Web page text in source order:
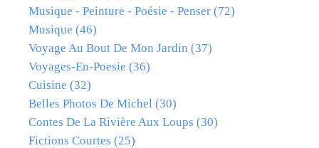
Musique - Peinture - Poésie - Penser (72)
Musique (46)
Voyage Au Bout De Mon Jardin (37)
Voyages-En-Poesie (36)
Cuisine (32)
Belles Photos De Michel (30)
Contes De La Rivière Aux Loups (30)
Fictions Courtes (25)